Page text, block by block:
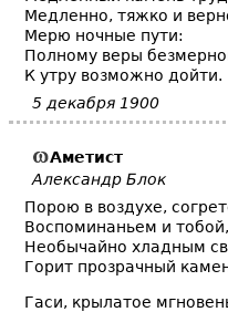
Медленно, тяжко и
Мерю ночные пути:
Полному веры
К утру возможно дойти.
5 декабря 1900
Аметист
Александр Блок
Порою в воздухе,
Воспоминаньем и тобой,
Необычайно хладным
Горит прозрачный
Гаси, крылатое